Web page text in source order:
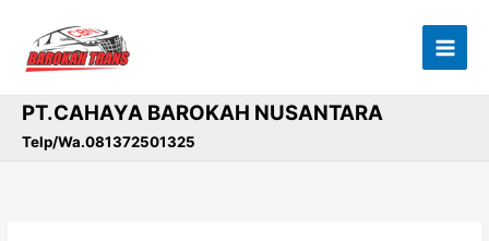
konten
PT.CAHAYA BAROKAH NUSANTARA
Telp/Wa.081372501325